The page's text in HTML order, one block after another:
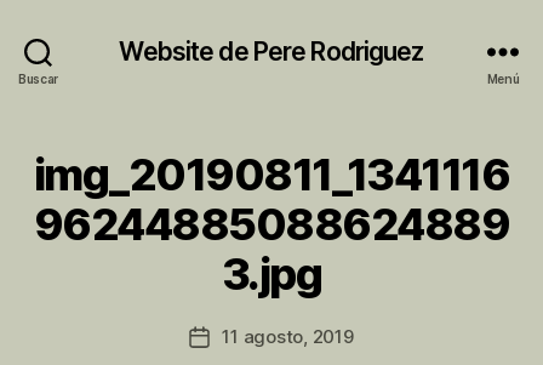
Buscar
Website de Pere Rodriguez
Menú
img_20190811_1341116
96244885088624889
3.jpg
Autor
de
P
o
r
e
Fecha11 agosto, 2019